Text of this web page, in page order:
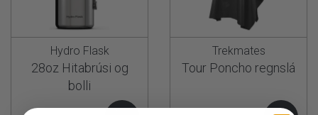
Hydro Flask
28oz Hitabrúsi og
bolli
Trekmates
Tour Poncho regnslá